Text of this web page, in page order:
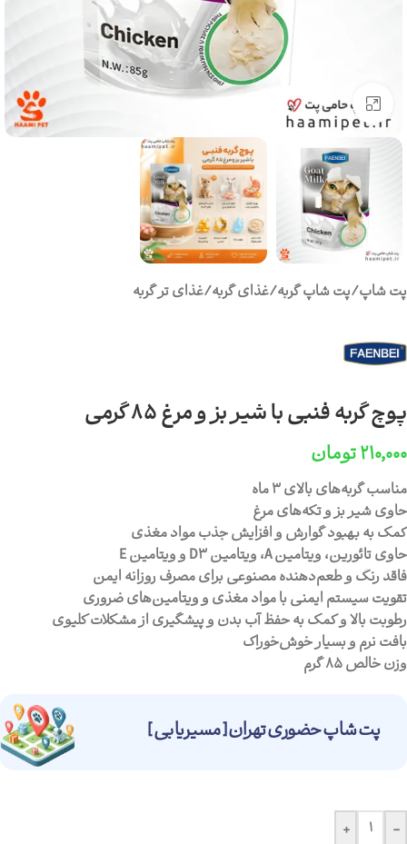
برای بزرگنمایی کلیک کنید
پت شاپ/پت شاپ گربه/غذای گربه/غذای تر گربه
پوچ گربه فنبی با شیر بز و مرغ 85 گرمی
۲۱۰,۰۰۰تومان
مناسب گربه‌های بالای ۳ ماه
حاوی شیر بز و تکه‌های مرغ
کمک به بهبود گوارش و افزایش جذب مواد مغذی
حاوی تائورین، ویتامین A، ویتامین D3 و ویتامین E
فاقد رنگ و طعم‌دهنده مصنوعی برای مصرف روزانه ایمن
تقویت سیستم ایمنی با مواد مغذی و ویتامین‌های ضروری
رطوبت بالا و کمک به حفظ آب بدن و پیشگیری از مشکلات کلیوی
بافت نرم و بسیار خوش‌خوراک
وزن خالص 85 گرم
پت شاپ حضوری تهران [ مسیریابی ]
-
+